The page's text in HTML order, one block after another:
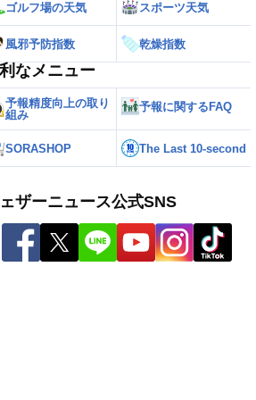
ゴルフ場の天気 スポーツ天気
風邪予防指数 乾燥指数
なメニュー
予報精度向上の取り
組み
予報に関するFAQ
SORASHOP The Last 10-second
ザーニュース公式SNS